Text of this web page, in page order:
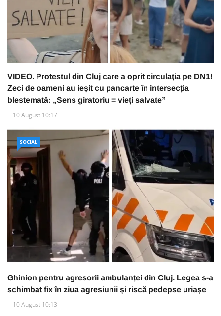
VIDEO. Protestul din Cluj care a oprit circulația pe DN1!
Zeci de oameni au ieșit cu pancarte în intersecția
blestemată: „Sens giratoriu = vieți salvate”
10 August 10:17
SOCIAL
Ghinion pentru agresorii ambulanței din Cluj. Legea s-a
schimbat fix în ziua agresiunii și riscă pedepse uriașe
10 August 10:13